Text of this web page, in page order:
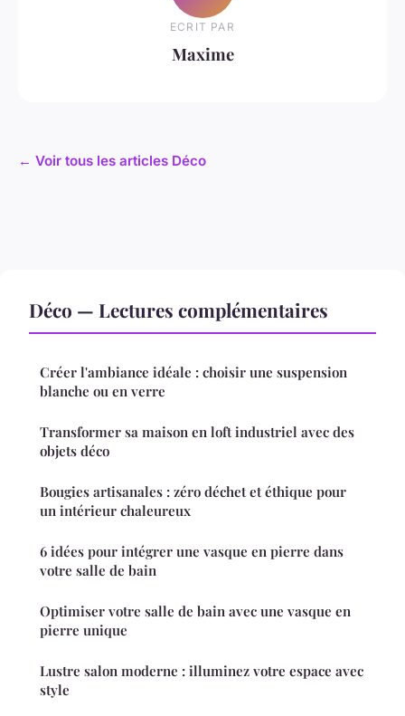
ECRIT PAR
Maxime
← Voir tous les articles Déco
Déco — Lectures complémentaires
Créer l'ambiance idéale : choisir une suspension
blanche ou en verre
Transformer sa maison en loft industriel avec des
objets déco
Bougies artisanales : zéro déchet et éthique pour
un intérieur chaleureux
6 idées pour intégrer une vasque en pierre dans
votre salle de bain
Optimiser votre salle de bain avec une vasque en
pierre unique
Lustre salon moderne : illuminez votre espace avec
style